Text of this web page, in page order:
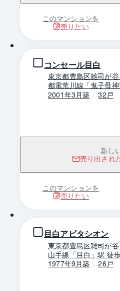
このマンションを
売りたい
コンセール目白
東京都豊島区雑司が
都電荒川線「鬼子母
2001年3月築
32戸
新し
売り出され
このマンションを
売りたい
目白アビタシオン
東京都豊島区雑司が
山手線「目白」駅 徒
1977年9月築
26戸